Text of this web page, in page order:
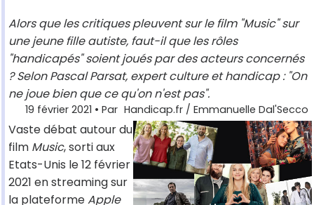
Alors que les critiques pleuvent sur le film "Music" sur
une jeune fille autiste, faut-il que les rôles
"handicapés" soient joués par des acteurs concernés
? Selon Pascal Parsat, expert culture et handicap : "On
ne joue bien que ce qu'on n'est pas".
19 février 2021 • Par Handicap.fr / Emmanuelle Dal'Secco
Vaste débat autour du
film Music, sorti aux
Etats-Unis le 12 février
2021 en streaming sur
la plateformeApple